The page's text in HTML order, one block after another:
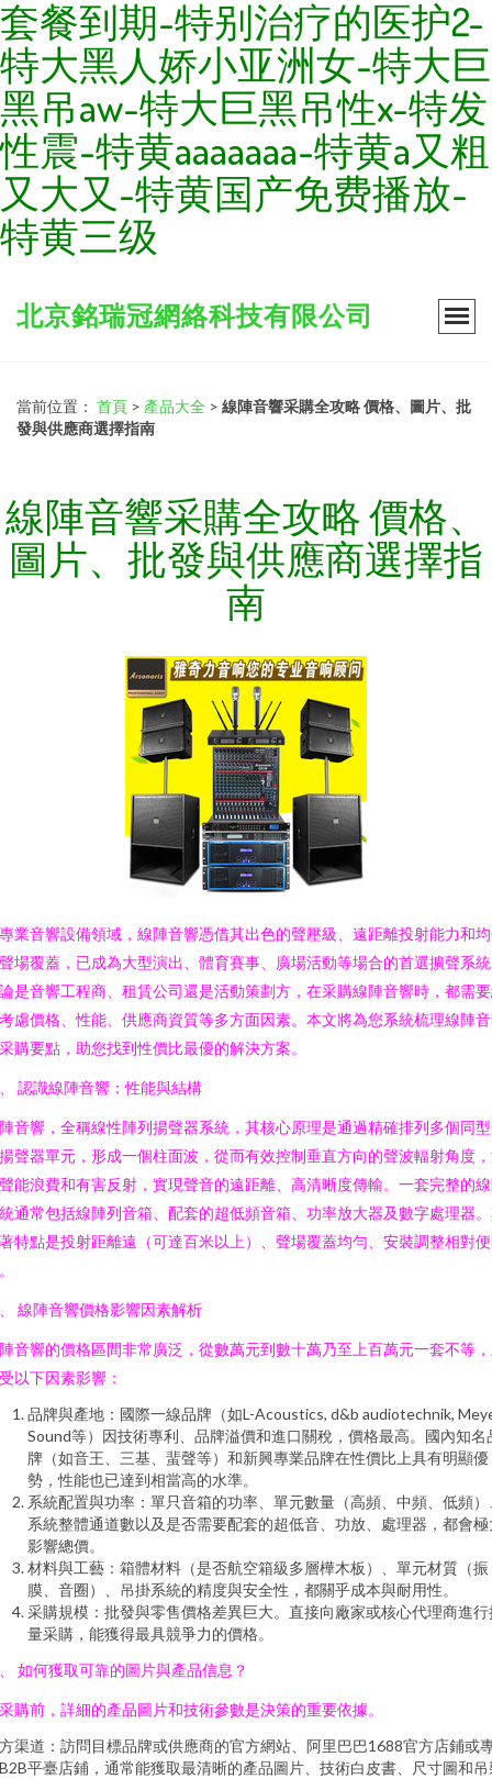
套餐到期-特别治疗的医护2-
特大黑人娇小亚洲女-特大巨
黑吊aw-特大巨黑吊性x-特发
性震-特黄aaaaaaa-特黄a又粗
又大又-特黄国产免费播放-
特黄三级
北京銘瑞冠網絡科技有限公司
當前位置： 首頁 > 產品大全 > 線陣音響采購全攻略 價格、圖片、批
發與供應商選擇指南
線陣音響采購全攻略 價格、
圖片、批發與供應商選擇指
南
業音響設備領域，線陣音響憑借其出色的聲壓級、遠距離投射能力和
場覆蓋，已成為大型演出、體育賽事、廣場活動等場合的首選擴聲系
是音響工程商、租賃公司還是活動策劃方，在采購線陣音響時，都需
慮價格、性能、供應商資質等多方面因素。本文將為您系統梳理線陣
購要點，助您找到性價比最優的解決方案。
認識線陣音響：性能與結構
音響，全稱線性陣列揚聲器系統，其核心原理是通過精確排列多個同
聲器單元，形成一個柱面波，從而有效控制垂直方向的聲波輻射角度
能浪費和有害反射，實現聲音的遠距離、高清晰度傳輸。一套完整的
通常包括線陣列音箱、配套的超低頻音箱、功率放大器及數字處理器
特點是投射距離遠（可達百米以上）、聲場覆蓋均勻、安裝調整相對便
線陣音響價格影響因素解析
音響的價格區間非常廣泛，從數萬元到數十萬乃至上百萬元一套不等
以下因素影響：
品牌與產地：國際一線品牌（如L-Acoustics, d&b audiotechnik,
Sound等）因技術專利、品牌溢價和進口關稅，價格最高。國內知名
牌（如音王、三基、蜚聲等）和新興專業品牌在性價比上具有明顯優
勢，性能也已達到相當高的水準。
系統配置與功率：單只音箱的功率、單元數量（高頻、中頻、低頻）
系統整體通道數以及是否需要配套的超低音、功放、處理器，都會極
影響總價。
材料與工藝：箱體材料（是否航空箱級多層樺木板）、單元材質（振
膜、音圈）、吊掛系統的精度與安全性，都關乎成本與耐用性。
采購規模：批發與零售價格差異巨大。直接向廠家或核心代理商進行
量采購，能獲得最具競爭力的價格。
如何獲取可靠的圖片與產品信息？
購前，詳細的產品圖片和技術參數是決策的重要依據。
渠道：訪問目標品牌或供應商的官方網站、阿里巴巴1688官方店鋪或
平臺店鋪，通常能獲取最清晰的產品圖片、技術白皮書、尺寸圖和吊